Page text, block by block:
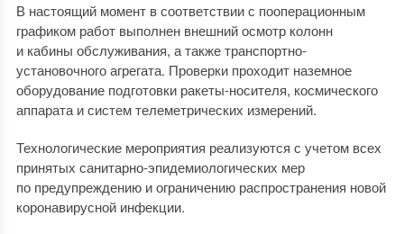
В настоящий момент в соответствии с пооперационным
графиком работ выполнен внешний осмотр колонн
и кабины обслуживания, а также транспортно-
установочного агрегата. Проверки проходит наземное
оборудование подготовки ракеты-носителя, космического
аппарата и систем телеметрических измерений.
Технологические мероприятия реализуются с учетом всех
принятых санитарно-эпидемиологических мер
по предупреждению и ограничению распространения новой
коронавирусной инфекции.